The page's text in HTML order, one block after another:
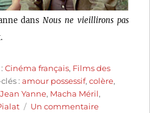
dansNous ne vieillirons pas
:Cinéma français, Films des
:amour possessif,colère,
Jean Yanne, Macha Méril,
Un commentairesur